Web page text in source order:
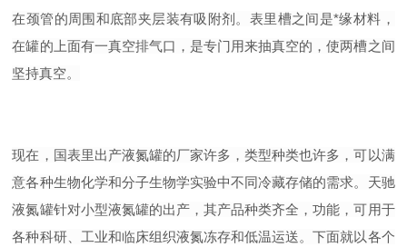
在颈管的周围和底部夹层装有吸附剂。表里槽之间是*缘材料，
在罐的上面有一真空排气口，是专门用来抽真空的，使两槽之间
坚持真空。
现在，国表里出产液氮罐的厂家许多，类型种类也许多，可以满
意各种生物化学和分子生物学实验中不同冷藏存储的需求。天驰
液氮罐针对小型液氮罐的出产，其产品种类齐全，功能，可用于
各种科研、工业和临床组织液氮冻存和低温运送。下面就以各个